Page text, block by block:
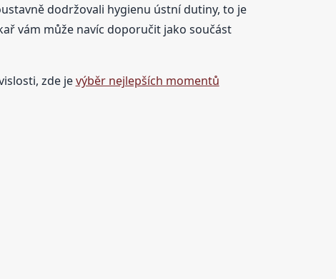
dodržovali hygienu ústní dutiny, to je
vám může navíc doporučit jako součást
zde jevýběr nejlepších momentů